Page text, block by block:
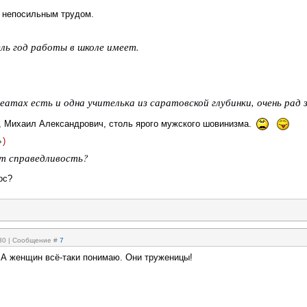
трудом.
год работы в школе имеет.
есть и одна учителька из саратовской глубинки, очень рад
Александрович, столь ярого мужского шовинизма.
)
справедливость?
| Сообщение # 7
женщин всё-таки понимаю. Они труженицы!